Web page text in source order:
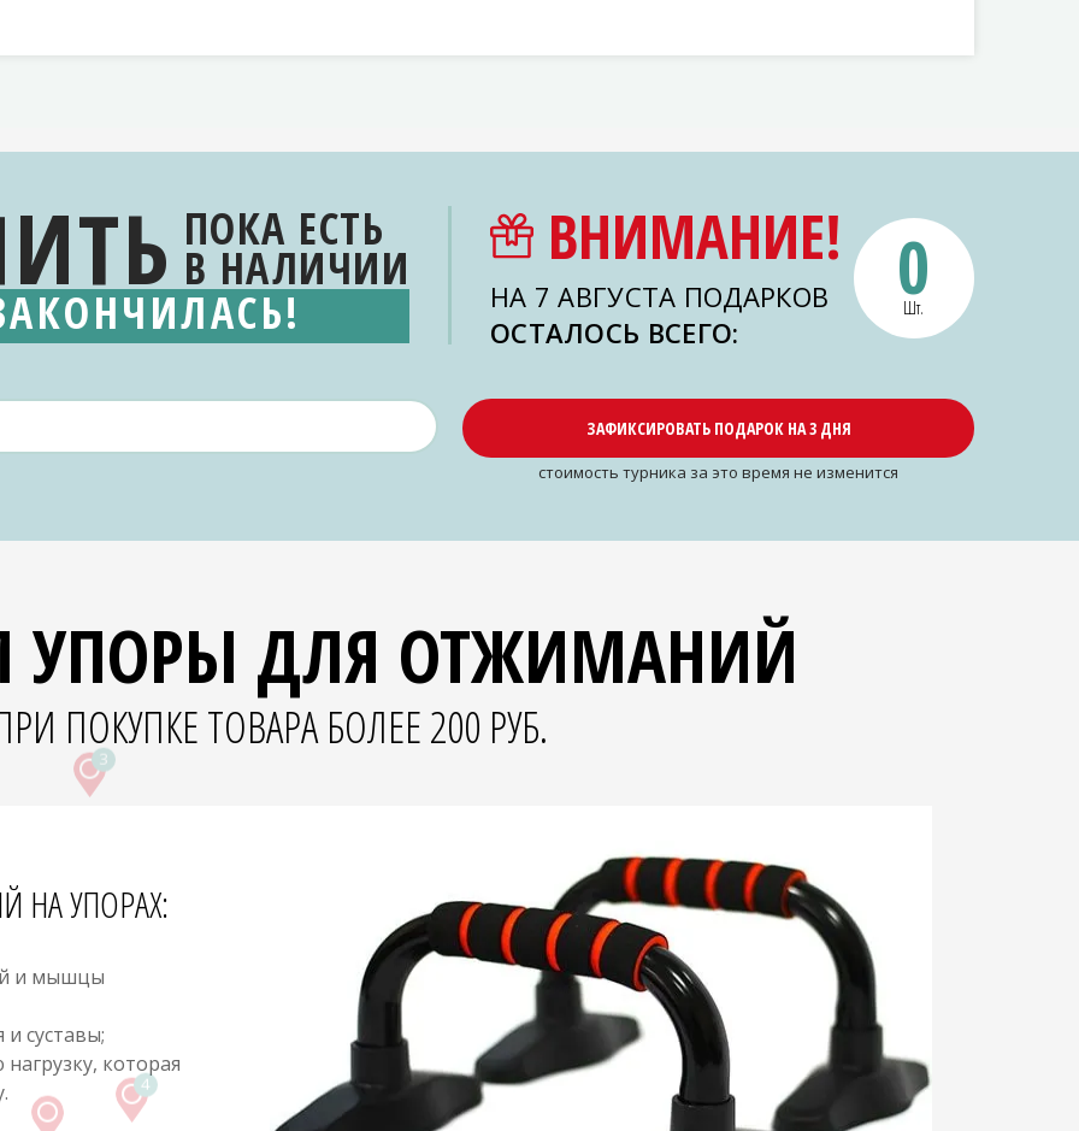
ПОКА ЕСТЬ
В НАЛИЧИИ ВНИМАНИЕ!
НА 7 АВГУСТА ПОДАРКОВ
ОСТАЛОСЬ ВСЕГО:
0
Шт.
ЗАФИКСИРОВАТЬ ПОДАРОК НА 3 ДНЯ
cтоимость турника за это время не изменится
УПОРЫ ДЛЯ ОТЖИМАНИЙ
ПОКУПКЕ ТОВАРА БОЛЕЕ 200 РУБ.
НА УПОРАХ:
и мышцы
суставы;
которая